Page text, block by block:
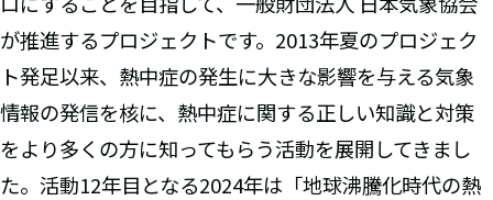
が推進するプロジェクトです。2013年夏のプロジェク
ト発足以来、熱中症の発生に大きな影響を与える気象
情報の発信を核に、熱中症に関する正しい知識と対策
をより多くの方に知ってもらう活動を展開してきまし
た。活動12年目となる2024年は「地球沸騰化時代の熱